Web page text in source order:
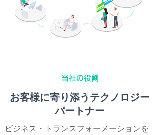
当社の役割
お客様に寄り添うテクノロジー
パートナー
ビジネス・トランスフォーメーションを